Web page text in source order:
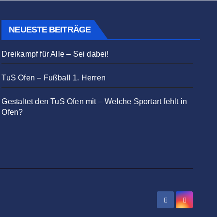
NEUESTE BEITRÄGE
Dreikampf für Alle – Sei dabei!
TuS Ofen – Fußball 1. Herren
Gestaltet den TuS Ofen mit – Welche Sportart fehlt in
Ofen?